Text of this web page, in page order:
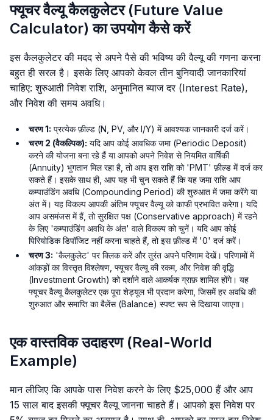
फ्यूचर वैल्यू कैलकुलेटर (Future Value
Calculator) का उपयोग कैसे करें
इस कैलकुलेटर की मदद से अपने पैसे की भविष्य की वैल्यू की गणना करना
बहुत ही सरल है। इसके लिए आपको केवल तीन बुनियादी जानकारियां
चाहिए: शुरुआती निवेश राशि, अनुमानित ब्याज दर (Interest Rate),
और निवेश की समय अवधि।
चरण 1: प्रत्येक फ़ील्ड (N, PV, और I/Y) में आवश्यक जानकारी दर्ज करें।
चरण 2 (वैकल्पिक): यदि आप कोई आवधिक जमा (Periodic Deposit)
करने की योजना बना रहे हैं या आपको अपने निवेश से नियमित वार्षिकी
(Annuity) भुगतान मिल रहा है, तो आप इस राशि को 'PMT' फ़ील्ड में दर्ज कर
सकते हैं। इसके साथ ही, आप यह भी चुन सकते हैं कि यह जमा राशि आप
कम्पाउंडिंग अवधि (Compounding Period) की शुरुआत में जमा करेंगे या
अंत में। यह विकल्प आपकी अंतिम फ्यूचर वैल्यू को काफी प्रभावित करेगा। यदि
आप असमंजस में हैं, तो सुरक्षित पक्ष (Conservative approach) में रहने
के लिए 'कम्पाउंडिंग अवधि के अंत' वाले विकल्प को चुनें। यदि आप कोई
पिरियोडिक डिपॉजिट नहीं करना चाहते हैं, तो इस फ़ील्ड में '0' दर्ज करें।
चरण 3: 'कैलकुलेट' पर क्लिक करें और तुरंत अपने परिणाम देखें। परिणामों में
आंकड़ों का विस्तृत विश्लेषण, फ्यूचर वैल्यू की रकम, और निवेश की वृद्धि
(Investment Growth) को दर्शाने वाले आकर्षक ग्राफ़ शामिल होंगे। यह
फ्यूचर वैल्यू कैलकुलेटर एक पूरा शेड्यूल भी प्रदान करेगा, जिसमें हर अवधि की
शुरुआत और समाप्ति का बैलेंस (Balance) स्पष्ट रूप से दिखाया जाएगा।
एक वास्तविक उदाहरण (Real-World
Example)
मान लीजिए कि आपके पास निवेश करने के लिए $25,000 हैं और आप
15 साल बाद इसकी फ्यूचर वैल्यू जानना चाहते हैं। आपको इस निवेश पर